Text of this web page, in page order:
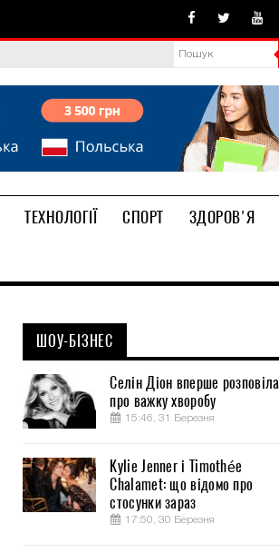
ТЕХНОЛОГІЇ СПОРТ
ЗДОРОВ'Я
ШОУ-БІЗНЕС
Селін Діон вперше розповіла
про важку хворобу
15:46, 31 Березня
Kylie Jenner і Timothée
Chalamet: що відомо про
стосунки зараз
17:50, 30 Березня